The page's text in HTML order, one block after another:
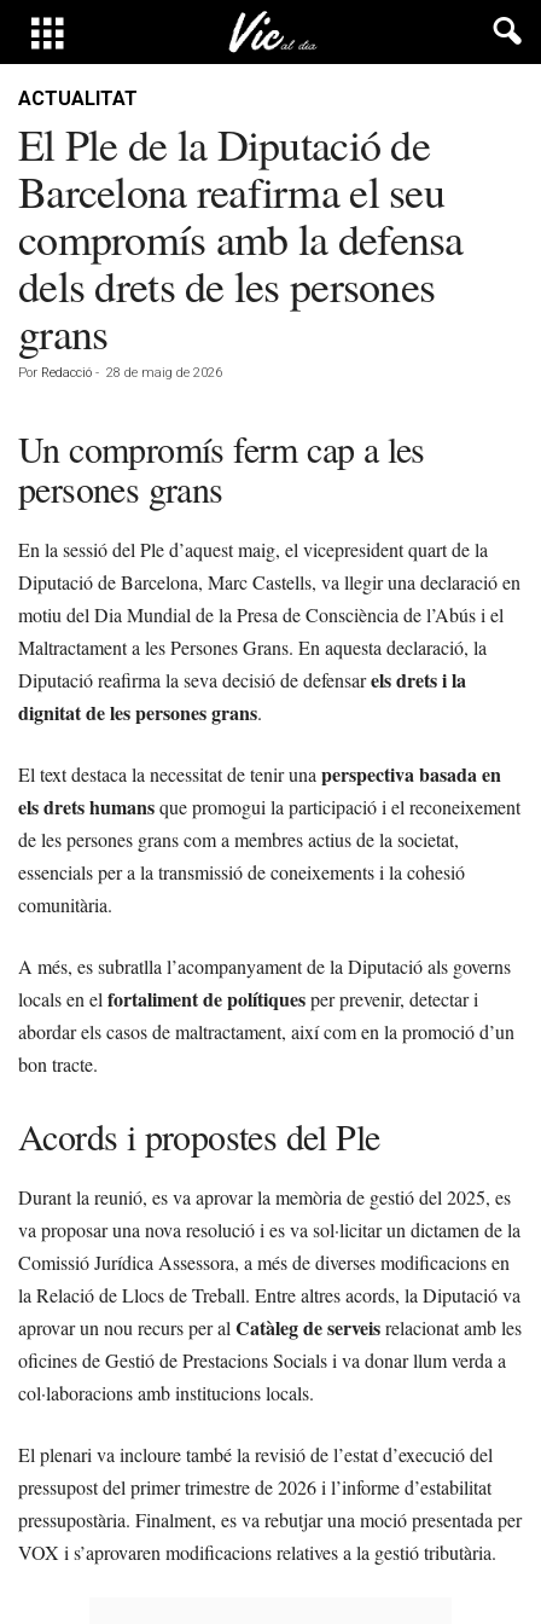
ACTUALITAT
El Ple de la Diputació de
Barcelona reafirma el seu
compromís amb la defensa
dels drets de les persones
grans
Por Redacció - 28 de maig de 2026
Un compromís ferm cap a les
persones grans
En la sessió del Ple d’aquest maig, el vicepresident quart de la
Diputació de Barcelona, Marc Castells, va llegir una declaració en
motiu del Dia Mundial de la Presa de Consciència de l’Abús i el
Maltractament a les Persones Grans. En aquesta declaració, la
Diputació reafirma la seva decisió de defensarels drets i la
dignitat de les persones grans.
El text destaca la necessitat de tenir una perspectiva basada en
els drets humansque promogui la participació i el reconeixement
de les persones grans com a membres actius de la societat,
essencials per a la transmissió de coneixements i la cohesió
comunitària.
A més, es subratlla l’acompanyament de la Diputació als governs
locals en el fortaliment de polítiquesper prevenir, detectar i
abordar els casos de maltractament, així com en la promoció d’un
bon tracte.
Acords i propostes del Ple
Durant la reunió, es va aprovar la memòria de gestió del 2025, es
va proposar una nova resolució i es va sol·licitar un dictamen de la
Comissió Jurídica Assessora, a més de diverses modificacions en
la Relació de Llocs de Treball. Entre altres acords, la Diputació va
aprovar un nou recurs per al Catàleg de serveisrelacionat amb les
oficines de Gestió de Prestacions Socials i va donar llum verda a
col·laboracions amb institucions locals.
El plenari va incloure també la revisió de l’estat d’execució del
pressupost del primer trimestre de 2026 i l’informe d’estabilitat
pressupostària. Finalment, es va rebutjar una moció presentada per
VOX i s’aprovaren modificacions relatives a la gestió tributària.